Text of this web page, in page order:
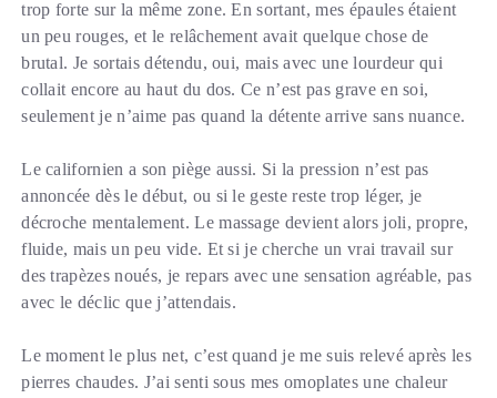
trop forte sur la même zone. En sortant, mes épaules étaient
un peu rouges, et le relâchement avait quelque chose de
brutal. Je sortais détendu, oui, mais avec une lourdeur qui
collait encore au haut du dos. Ce n’est pas grave en soi,
seulement je n’aime pas quand la détente arrive sans nuance.
Le californien a son piège aussi. Si la pression n’est pas
annoncée dès le début, ou si le geste reste trop léger, je
décroche mentalement. Le massage devient alors joli, propre,
fluide, mais un peu vide. Et si je cherche un vrai travail sur
des trapèzes noués, je repars avec une sensation agréable, pas
avec le déclic que j’attendais.
Le moment le plus net, c’est quand je me suis relevé après les
pierres chaudes. J’ai senti sous mes omoplates une chaleur